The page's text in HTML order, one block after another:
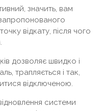
значить, вам
відкату, після чого
дозволяє швидко і
трапляється і так,
відключеною.
системи